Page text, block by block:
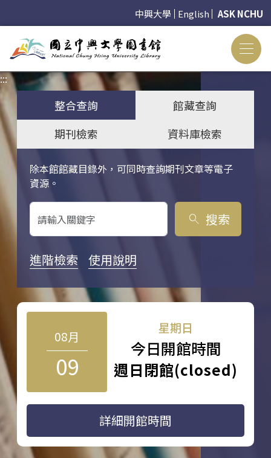
中興大學 English ASK NCHU
:::
整合查詢
館藏查詢
期刊檢索
資料庫檢索
除本館館藏目錄外，可同時查詢期刊文章等電子
資源。
關鍵字搜尋
search 搜索
進階檢索 使用說明
08月
09
星期日
今日開館時間
週日閉館(closed)
詳細開館時間